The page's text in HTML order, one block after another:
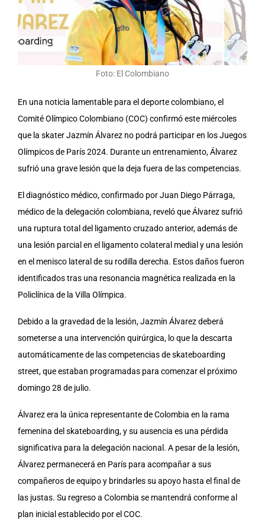
Foto: El Colombiano
En una noticia lamentable para el deporte colombiano, el
Comité Olímpico Colombiano (COC) confirmó este miércoles
que la skater Jazmín Álvarez no podrá participar en los Juegos
Olímpicos de París 2024. Durante un entrenamiento, Álvarez
sufrió una grave lesión que la deja fuera de las competencias.
El diagnóstico médico, confirmado por Juan Diego Párraga,
médico de la delegación colombiana, reveló que Álvarez sufrió
una ruptura total del ligamento cruzado anterior, además de
una lesión parcial en el ligamento colateral medial y una lesión
en el menisco lateral de su rodilla derecha. Estos daños fueron
identificados tras una resonancia magnética realizada en la
Policlínica de la Villa Olímpica.
Debido a la gravedad de la lesión, Jazmín Álvarez deberá
someterse a una intervención quirúrgica, lo que la descarta
automáticamente de las competencias de skateboarding
street, que estaban programadas para comenzar el próximo
domingo 28 de julio.
Álvarez era la única representante de Colombia en la rama
femenina del skateboarding, y su ausencia es una pérdida
significativa para la delegación nacional. A pesar de la lesión,
Álvarez permanecerá en París para acompañar a sus
compañeros de equipo y brindarles su apoyo hasta el final de
las justas. Su regreso a Colombia se mantendrá conforme al
plan inicial establecido por el COC.